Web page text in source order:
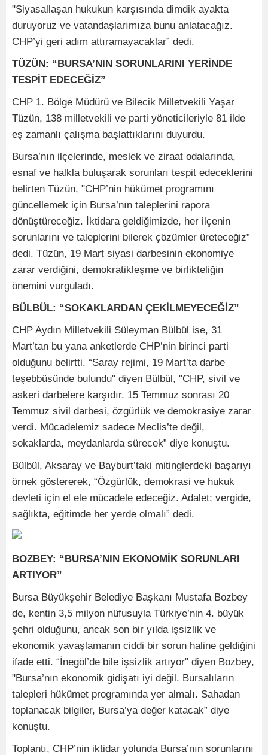
"Siyasallaşan hukukun karşısında dimdik ayakta
duruyoruz ve vatandaşlarımıza bunu anlatacağız.
CHP’yi geri adım attıramayacaklar” dedi.
TÜZÜN: “BURSA’NIN SORUNLARINI YERİNDE
TESPİT EDECEĞİZ”
CHP 1. Bölge Müdürü ve Bilecik Milletvekili Yaşar
Tüzün, 138 milletvekili ve parti yöneticileriyle 81 ilde
eş zamanlı çalışma başlattıklarını duyurdu.
Bursa’nın ilçelerinde, meslek ve ziraat odalarında,
esnaf ve halkla buluşarak sorunları tespit edeceklerini
belirten Tüzün, "CHP’nin hükümet programını
güncellemek için Bursa’nın taleplerini rapora
dönüştüreceğiz. İktidara geldiğimizde, her ilçenin
sorunlarını ve taleplerini bilerek çözümler üreteceğiz”
dedi. Tüzün, 19 Mart siyasi darbesinin ekonomiye
zarar verdiğini, demokratikleşme ve birlikteliğin
önemini vurguladı.
BÜLBÜL: “SOKAKLARDAN ÇEKİLMEYECEĞİZ”
CHP Aydın Milletvekili Süleyman Bülbül ise, 31
Mart’tan bu yana anketlerde CHP’nin birinci parti
olduğunu belirtti. “Saray rejimi, 19 Mart’ta darbe
teşebbüsünde bulundu" diyen Bülbül, "CHP, sivil ve
askeri darbelere karşıdır. 15 Temmuz sonrası 20
Temmuz sivil darbesi, özgürlük ve demokrasiye zarar
verdi. Mücadelemiz sadece Meclis’te değil,
sokaklarda, meydanlarda sürecek” diye konuştu.
Bülbül, Aksaray ve Bayburt’taki mitinglerdeki başarıyı
örnek göstererek, “Özgürlük, demokrasi ve hukuk
devleti için el ele mücadele edeceğiz. Adalet; vergide,
sağlıkta, eğitimde her yerde olmalı” dedi.
BOZBEY: “BURSA’NIN EKONOMİK SORUNLARI
ARTIYOR”
Bursa Büyükşehir Belediye Başkanı Mustafa Bozbey
de, kentin 3,5 milyon nüfusuyla Türkiye’nin 4. büyük
şehri olduğunu, ancak son bir yılda işsizlik ve
ekonomik yavaşlamanın ciddi bir sorun haline geldiğini
ifade etti. “İnegöl’de bile işsizlik artıyor" diyen Bozbey,
"Bursa’nın ekonomik gidişatı iyi değil. Bursalıların
talepleri hükümet programında yer almalı. Sahadan
toplanacak bilgiler, Bursa’ya değer katacak” diye
konuştu.
Toplantı, CHP’nin iktidar yolunda Bursa’nın sorunlarını